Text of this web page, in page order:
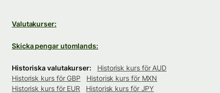
Valutakurser:
Skicka pengar utomlands:
Historiska valutakurser:
Historisk kurs för AUD
Historisk kurs för GBP
Historisk kurs för MXN
Historisk kurs för EUR
Historisk kurs för JPY